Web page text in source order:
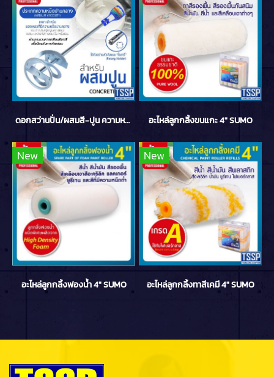
ดอกสว่านปั่น/ผสมสี-ปูน ความหนืดปานกลาง 80x400x10mm อะไหล่ลูกกลิ้งขนแกะ 4" SUMO
New
อะไหล่ลูกกลิ้งฟองน้ำ 4" SUMO
New
อะไหล่ลูกกลิ้งทาสีเคมี 4" SUMO